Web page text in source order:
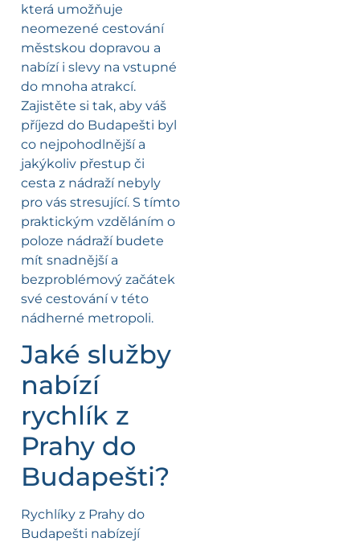
která umožňuje
neomezené cestování
městskou dopravou a
nabízí i slevy na vstupné
do mnoha atrakcí.
Zajistěte si tak, aby váš
příjezd do Budapešti byl
co nejpohodlnější a
jakýkoliv přestup či
cesta z nádraží nebyly
pro vás stresující. S tímto
praktickým vzděláním o
poloze nádraží budete
mít snadnější a
bezproblémový začátek
své cestování v této
nádherné metropoli.
Jaké služby
nabízí
rychlík z
Prahy do
Budapešti?
Rychlíky z Prahy do
Budapešti nabízejí